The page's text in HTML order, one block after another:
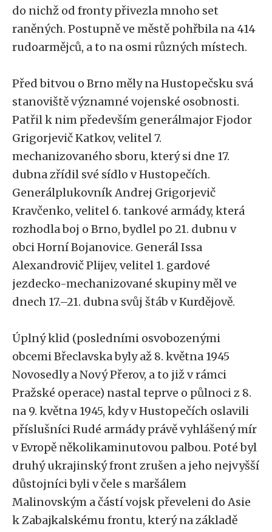
do nichž od fronty přivezla mnoho set
raněných. Postupně ve městě pohřbila na 414
rudoarmějců, a to na osmi různých místech.
Před bitvou o Brno měly na Hustopečsku svá
stanoviště významné vojenské osobnosti.
Patřil k nim především generálmajor Fjodor
Grigorjevič Katkov, velitel 7.
mechanizovaného sboru, který si dne 17.
dubna zřídil své sídlo v Hustopečích.
Generálplukovník Andrej Grigorjevič
Kravčenko, velitel 6. tankové armády, která
rozhodla boj o Brno, bydlel po 21. dubnu v
obci Horní Bojanovice. Generál Issa
Alexandrovič Plijev, velitel 1. gardové
jezdecko-mechanizované skupiny měl ve
dnech 17.–21. dubna svůj štáb v Kurdějově.
Úplný klid (posledními osvobozenými
obcemi Břeclavska byly až 8. května 1945
Novosedly a Nový Přerov, a to již v rámci
Pražské operace) nastal teprve o půlnoci z 8.
na 9. května 1945, kdy v Hustopečích oslavili
příslušníci Rudé armády právě vyhlášený mír
v Evropě několikaminutovou palbou. Poté byl
druhý ukrajinský front zrušen a jeho nejvyšší
důstojníci byli v čele s maršálem
Malinovským a částí vojsk převeleni do Asie
k Zabajkalskému frontu, který na základě